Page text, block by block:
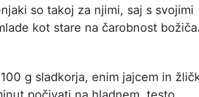
so takoj za njimi, saj s svojimi
kot stare na čarobnost božiča.
g sladkorja, enim jajcem in